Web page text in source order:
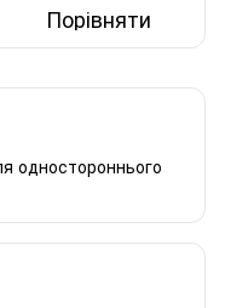
Порівняти
одностороннього